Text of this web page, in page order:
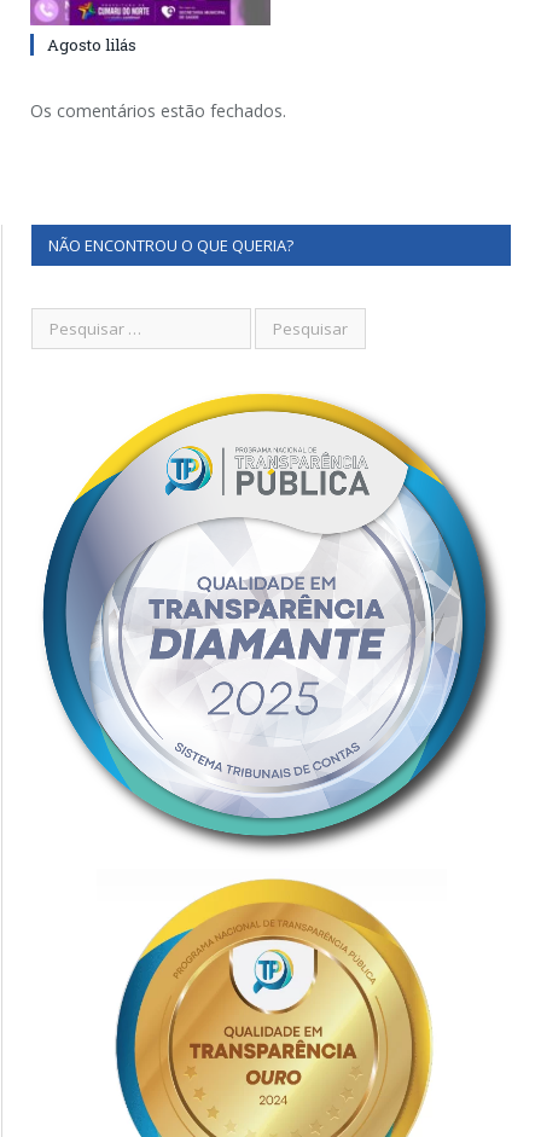
Agosto lilás
Os comentários estão fechados.
NÃO ENCONTROU O QUE QUERIA?